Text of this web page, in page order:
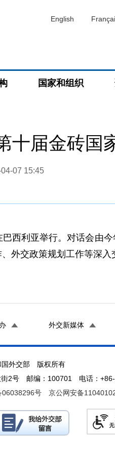
English
国家和组织
十届金砖国
07 15:45
西利亚举行。对话会由
外交政策规划工作等深入
外交新媒体
国外交部 版权所有
2号 邮编：100701 电话：
06038296号 京公网安备